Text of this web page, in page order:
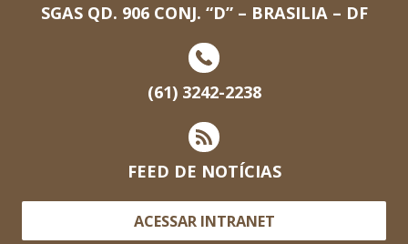
SGAS QD. 906 CONJ. “D” – BRASILIA – DF
(61) 3242-2238
FEED DE NOTÍCIAS
ACESSAR INTRANET